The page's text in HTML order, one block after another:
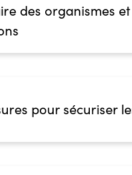
des organismes
pour sécuriser